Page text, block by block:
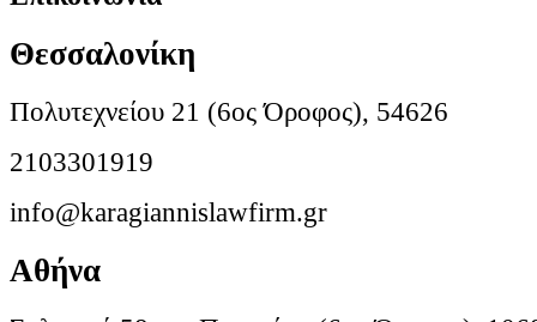
Θεσσαλονίκη
Πολυτεχνείου 21 (6ος Όροφος), 54626
2103301919
info@karagiannislawfirm.gr
Αθήνα